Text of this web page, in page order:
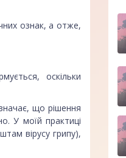
ознак, а отже,
оскільки
що рішення
У моїй практиці
вірусу грипу),